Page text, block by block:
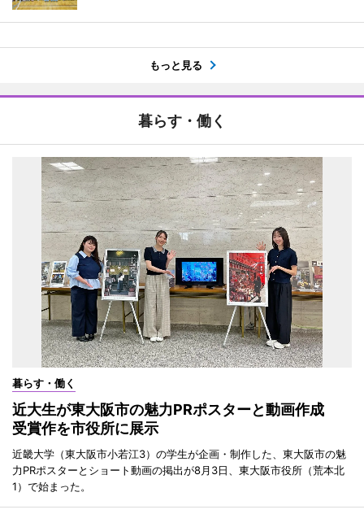
もっと見る
暮らす・働く
暮らす・働く
近大生が東大阪市の魅力PRポスターと動画作成
受賞作を市役所に展示
近畿大学（東大阪市小若江3）の学生が企画・制作した、東大阪市の魅
力PRポスターとショート動画の掲出が8月3日、東大阪市役所（荒本北
1）で始まった。